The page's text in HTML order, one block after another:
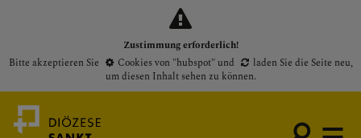
Zustimmung erforderlich!
Bitte akzeptieren Sie
Cookies von "hubspot"und laden Sie die Seite neu,
um diesen Inhalt sehen zu können.